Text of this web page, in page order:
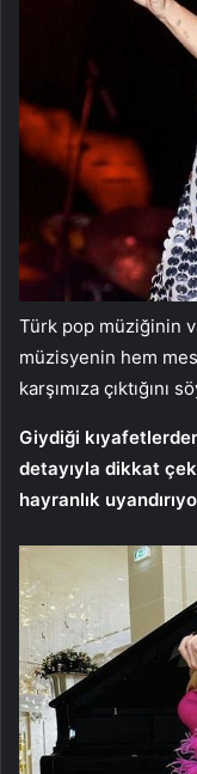
Türk pop müziğinin
müzisyenin hem
karşımıza çıktığını
Giydiği
detayıyla dikkat
hayranlık